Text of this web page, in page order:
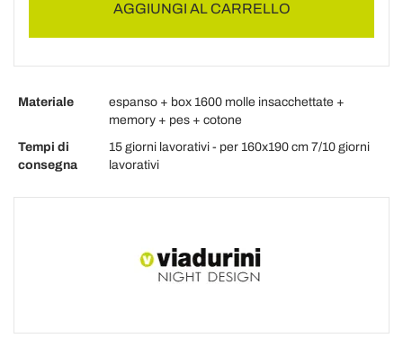
AGGIUNGI AL CARRELLO
Materiale
espanso + box 1600 molle insacchettate +
memory + pes + cotone
Tempi di
consegna
15 giorni lavorativi - per 160x190 cm 7/10 giorni
lavorativi